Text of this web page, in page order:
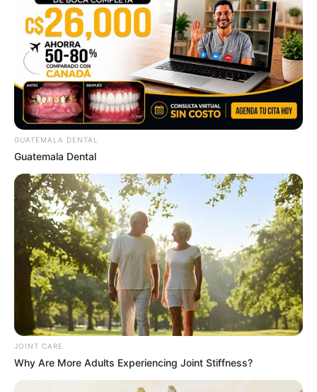
The Real Reason Steve Carell Left 'The Office'
BRAINBERRIES
Why Smart Men 40+ Switched From Blue Pills To
This
DIRECTMAX
GUATEMALA DENTAL
Guatemala Dental
JOINT CARE
Why Are More Adults Experiencing Joint Stiffness?